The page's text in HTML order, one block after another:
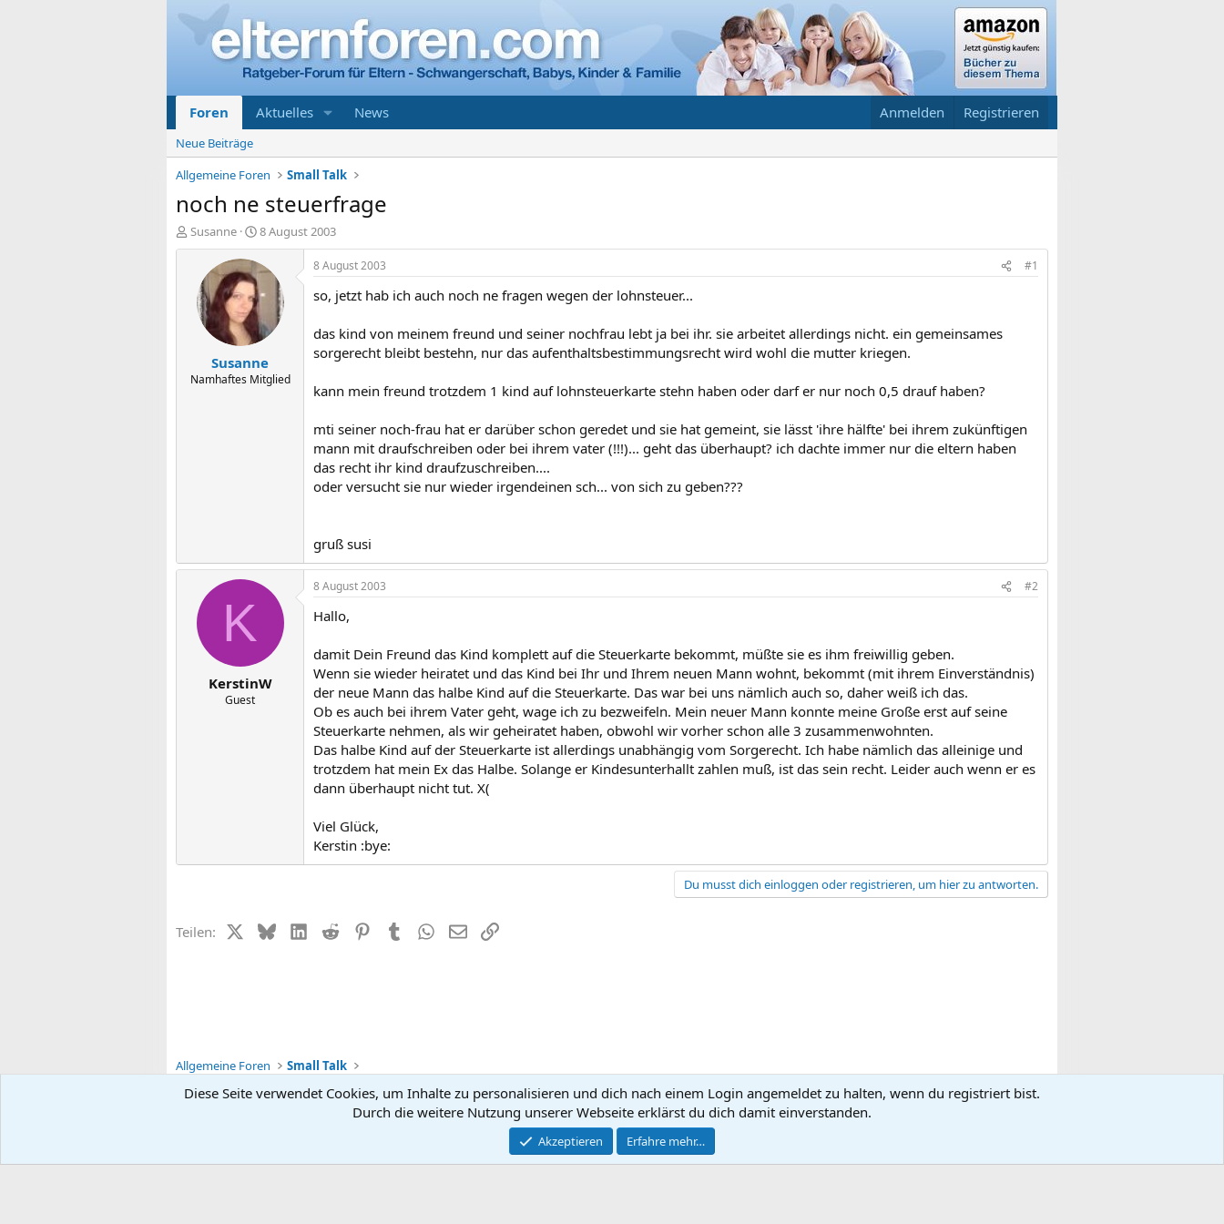
Foren Aktuelles News Anmelden Registrieren
Neue Beiträge
Allgemeine Foren
Small Talk
noch ne steuerfrage
E
r
Susanne
E
r
s
e
l
l
t
a
m
8 August 2003
Susanne
Namhaftes Mitglied
8 August 2003 #1
so, jetzt hab ich auch noch ne fragen wegen der lohnsteuer...
das kind von meinem freund und seiner nochfrau lebt ja bei ihr. sie arbeitet allerdings nicht. ein gemeinsames
sorgerecht bleibt bestehn, nur das aufenthaltsbestimmungsrecht wird wohl die mutter kriegen.
kann mein freund trotzdem 1 kind auf lohnsteuerkarte stehn haben oder darf er nur noch 0,5 drauf haben?
mti seiner noch-frau hat er darüber schon geredet und sie hat gemeint, sie lässt 'ihre hälfte' bei ihrem zukünftigen
mann mit draufschreiben oder bei ihrem vater (!!!)... geht das überhaupt? ich dachte immer nur die eltern haben
das recht ihr kind draufzuschreiben....
oder versucht sie nur wieder irgendeinen sch... von sich zu geben???
gruß susi
K
KerstinW
Guest
8 August 2003 #2
Hallo,
damit Dein Freund das Kind komplett auf die Steuerkarte bekommt, müßte sie es ihm freiwillig geben.
Wenn sie wieder heiratet und das Kind bei Ihr und Ihrem neuen Mann wohnt, bekommt (mit ihrem Einverständnis)
der neue Mann das halbe Kind auf die Steuerkarte. Das war bei uns nämlich auch so, daher weiß ich das.
Ob es auch bei ihrem Vater geht, wage ich zu bezweifeln. Mein neuer Mann konnte meine Große erst auf seine
Steuerkarte nehmen, als wir geheiratet haben, obwohl wir vorher schon alle 3 zusammenwohnten.
Das halbe Kind auf der Steuerkarte ist allerdings unabhängig vom Sorgerecht. Ich habe nämlich das alleinige und
trotzdem hat mein Ex das Halbe. Solange er Kindesunterhallt zahlen muß, ist das sein recht. Leider auch wenn er es
dann überhaupt nicht tut. X(
Viel Glück,
Kerstin :bye:
Du musst dich einloggen oder registrieren, um hier zu antworten.
Teilen: X (Twitter)
BlueskyLinkedIn
Reddit PinterestTumblrWhatsApp
E-MailLink
Allgemeine Foren Small Talk
Kontakt Nutzungsbedingungen Datenschutz
Community platform by XenForo ® © 2010-2026 XenForo Ltd.
Diese Seite verwendet Cookies, um Inhalte zu personalisieren und dich nach einem Login angemeldet zu halten, wenn du registriert bist.
Durch die weitere Nutzung unserer Webseite erklärst du dich damit einverstanden.
Akzeptieren Erfahre mehr…